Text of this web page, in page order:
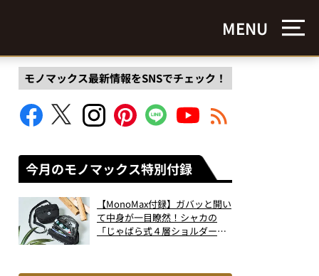
MENU
モノマックス最新情報をSNSでチェック！
今月のモノマックス特別付録
【MonoMax付録】ガバッと開い
て中身が一目瞭然！シャカの
「じゃばら式４層ショルダーバ